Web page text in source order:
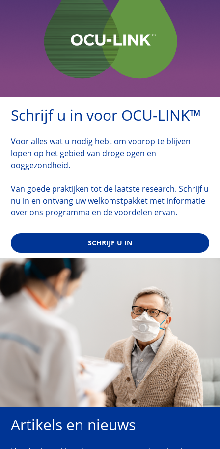
Schrijf u in voor OCU-LINK™
Voor alles wat u nodig hebt om voorop te blijven
lopen op het gebied van droge ogen en
ooggezondheid.
Van goede praktijken tot de laatste research. Schrijf u
nu in en ontvang uw welkomstpakket met informatie
over ons programma en de voordelen ervan.
SCHRIJF U IN
Artikels en nieuws